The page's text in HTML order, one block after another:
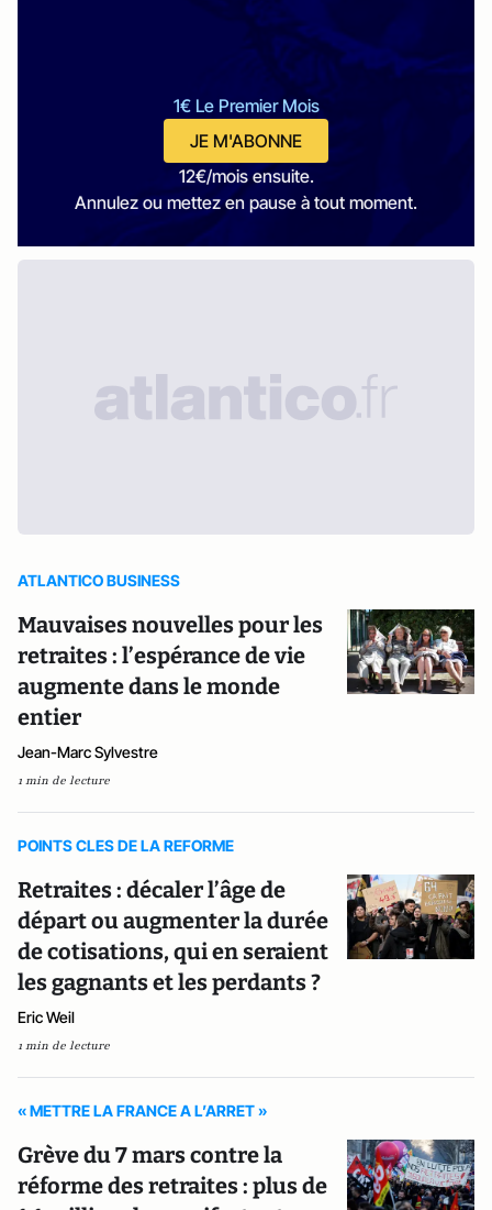
1€ Le Premier Mois
JE M'ABONNE
12€/mois ensuite.
Annulez ou mettez en pause à tout moment.
ATLANTICO BUSINESS
Mauvaises nouvelles pour les
retraites : l’espérance de vie
augmente dans le monde
entier
Jean-Marc Sylvestre
1 min de lecture
POINTS CLES DE LA REFORME
Retraites : décaler l’âge de
départ ou augmenter la durée
de cotisations, qui en seraient
les gagnants et les perdants ?
Eric Weil
1 min de lecture
« METTRE LA FRANCE A L’ARRET »
Grève du 7 mars contre la
réforme des retraites : plus de